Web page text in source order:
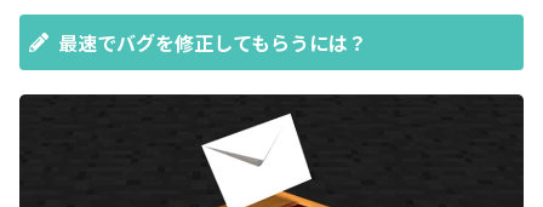
最速でバグを修正してもらうには？